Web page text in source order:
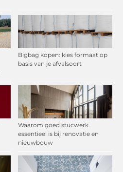
Bigbag kopen: kies formaat op
basis van je afvalsoort
Waarom goed stucwerk
essentieel is bij renovatie en
nieuwbouw